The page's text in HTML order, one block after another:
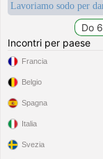
Lavoriamo sodo per
Incontri per paese
Francia
Belgio
Spagna
Italia
Svezia